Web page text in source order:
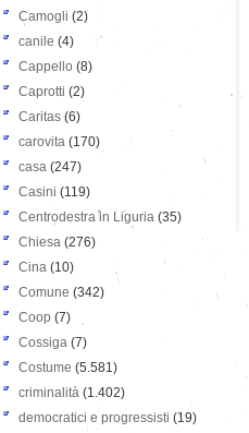
Camogli (2)
canile (4)
Cappello (8)
Caprotti (2)
Caritas (6)
carovita (170)
casa (247)
Casini (119)
Centrodestra in Liguria (35)
Chiesa (276)
Cina (10)
Comune (342)
Coop (7)
Cossiga (7)
Costume (5.581)
criminalità (1.402)
democratici e progressisti (19)